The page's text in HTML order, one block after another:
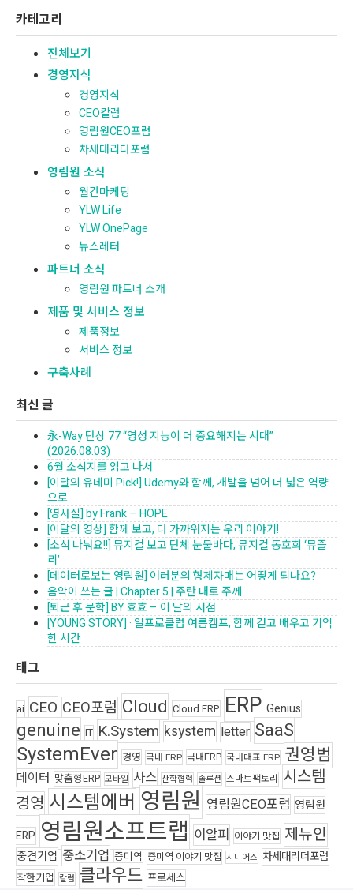
카테고리
전체보기
경영지식
경영지식
CEO칼럼
영림원CEO포럼
차세대리더포럼
영림원 소식
월간마케팅
YLW Life
YLW OnePage
뉴스레터
파트너 소식
영림원 파트너 소개
제품 및 서비스 정보
제품정보
서비스 정보
구축사례
최신 글
永-Way 단상 77 “영성 지능이 더 중요해지는 시대”
(2026.08.03)
6월 소식지를 읽고 나서
[이달의 유데미 Pick!] Udemy와 함께, 개발을 넘어 더 넓은 역량
으로
[영사실] by Frank – HOPE
[이달의 영상] 함께 보고, 더 가까워지는 우리 이야기!
[소식 나눠요!!] 뮤지컬 보고 단체 눈물바다, 뮤지컬 동호회 ‘뮤즐
리’
[데이터로보는 영림원] 여러분의 형제자매는 어떻게 되나요?
음악이 쓰는 글 | Chapter 5 | 주란 대로 주께
[퇴근 후 문학] BY 효효 – 이 달의 서점
[YOUNG STORY] · 일프로클럽 여름캠프, 함께 걷고 배우고 기억
한 시간
태그
ai CEO CEO포럼 Cloud Cloud ERP ERP Genius
genuine IT K.System ksystem letter SaaS
SystemEver 경영 국내 ERP 국내ERP 국내대표 ERP 권영범
데이터 맞춤형ERP 모바일 사스 산학협력 솔루션 스마트팩토리 시스템
경영 시스템에버 영림원 영림원CEO포럼 영림원
ERP 영림원소프트랩 이알피 이야기 맛집 제뉴인
중견기업 중소기업 증미역 증미역 이야기 맛집 지니어스 차세대리더포럼
착한기업 칼럼 클라우드 프로세스